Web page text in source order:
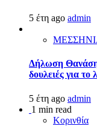
5 έτη ago admin
Δήλωση Θανάση
δουλειές για το
5 έτη ago admin
1 min read
Κορινθία